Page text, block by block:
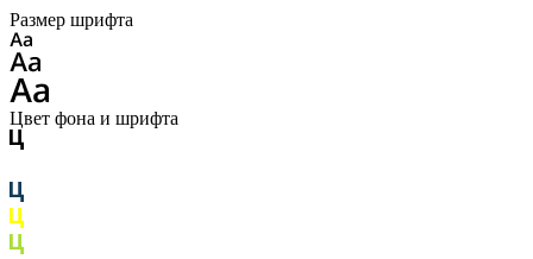
Размер шрифта
Цвет фона и шрифта